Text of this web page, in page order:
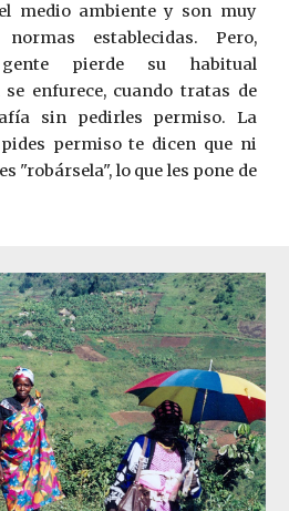
medio ambiente y son muy
establecidas. Pero,
pierde su habitual
enfurece, cuando tratas de
sin pedirles permiso. La
permiso te dicen que ni
"robársela", lo que les pone de